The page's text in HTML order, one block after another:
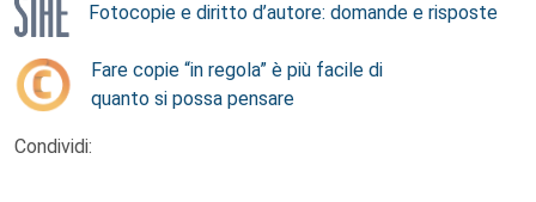
Fotocopie e diritto d’autore: domande e risposte
Fare copie “in regola” è più facile di
quanto si possa pensare
Condividi: